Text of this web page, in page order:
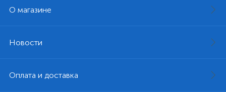
О магазине
Новости
Оплата и доставка